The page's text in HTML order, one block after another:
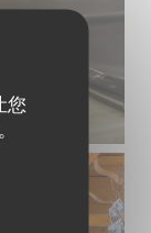
您